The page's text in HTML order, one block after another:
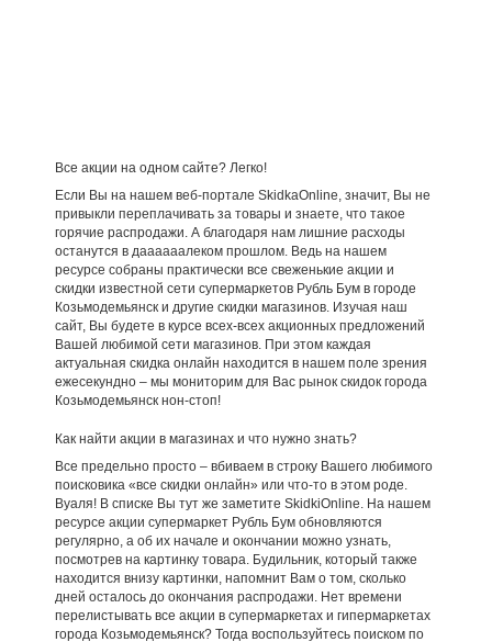
Все акции на одном сайте? Легко!
Если Вы на нашем веб-портале SkidkaOnline, значит, Вы не
привыкли переплачивать за товары и знаете, что такое
горячие распродажи. А благодаря нам лишние расходы
останутся в даааааалеком прошлом. Ведь на нашем
ресурсе собраны практически все свеженькие акции и
скидки известной сети супермаркетов Рубль Бум в городе
Козьмодемьянск и другие скидки магазинов. Изучая наш
сайт, Вы будете в курсе всех-всех акционных предложений
Вашей любимой сети магазинов. При этом каждая
актуальная скидка онлайн находится в нашем поле зрения
ежесекундно – мы мониторим для Вас рынок скидок города
Козьмодемьянск нон-стоп!
Как найти акции в магазинах и что нужно знать?
Все предельно просто – вбиваем в строку Вашего любимого
поисковика «все скидки онлайн» или что-то в этом роде.
Вуаля! В списке Вы тут же заметите SkidkiOnline. На нашем
ресурсе акции супермаркет Рубль Бум обновляются
регулярно, а об их начале и окончании можно узнать,
посмотрев на картинку товара. Будильник, который также
находится внизу картинки, напомнит Вам о том, сколько
дней осталось до окончания распродажи. Нет времени
перелистывать все акции в супермаркетах и гипермаркетах
города Козьмодемьянск? Тогда воспользуйтесь поиском по